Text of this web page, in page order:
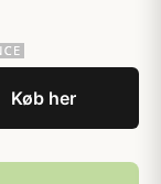
Køb her